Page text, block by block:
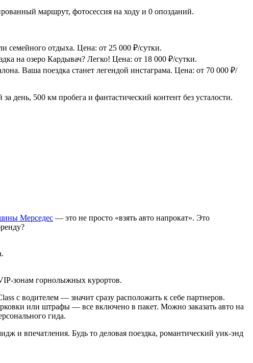
маршрут, фотосессия на ходу и 0 опозданий.
семейного отдыха. Цена: от 25 000 ₽/сутки.
на озеро Кардывач? Легко! Цена: от 18 000 ₽/сутки.
Ваша поездка станет легендой инстаграма. Цена: от 70 000 ₽/
день, 500 км пробега и фантастический контент без усталости.
Мерседес — это не просто «взять авто напрокат». Это
зонам горнолыжных курортов.
с водителем — значит сразу расположить к себе партнеров.
или штрафы — все включено в пакет. Можно заказать авто на
гида.
и впечатления. Будь то деловая поездка, романтический уик-энд